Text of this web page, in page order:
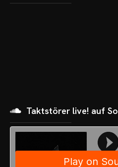
Taktstörer live! auf